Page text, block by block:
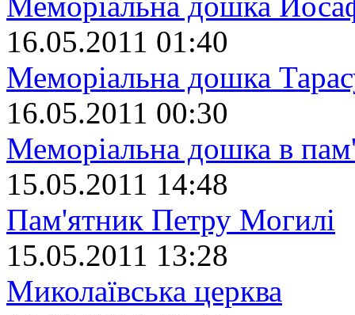
16.05.2011 01:40
Меморіальна дошка
16.05.2011 00:30
Меморіальна дошка в
15.05.2011 14:48
Пам'ятник Петру Могилі
15.05.2011 13:28
Миколаївська церква